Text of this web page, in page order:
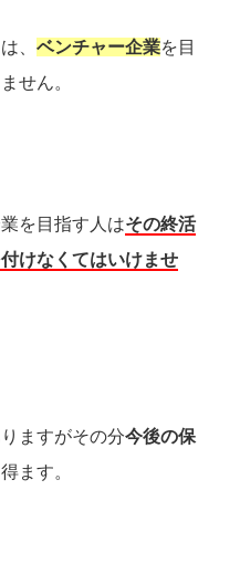
、 ベンチャー企業を目
せん。
を目指す人はその終活
けなくてはいけませ
ますがその分今後の保
ます。